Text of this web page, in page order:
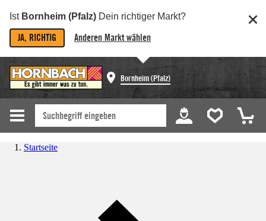
Ist Bornheim (Pfalz) Dein richtiger Markt?
JA, RICHTIG Anderen Markt wählen
Bornheim (Pfalz)
Startseite